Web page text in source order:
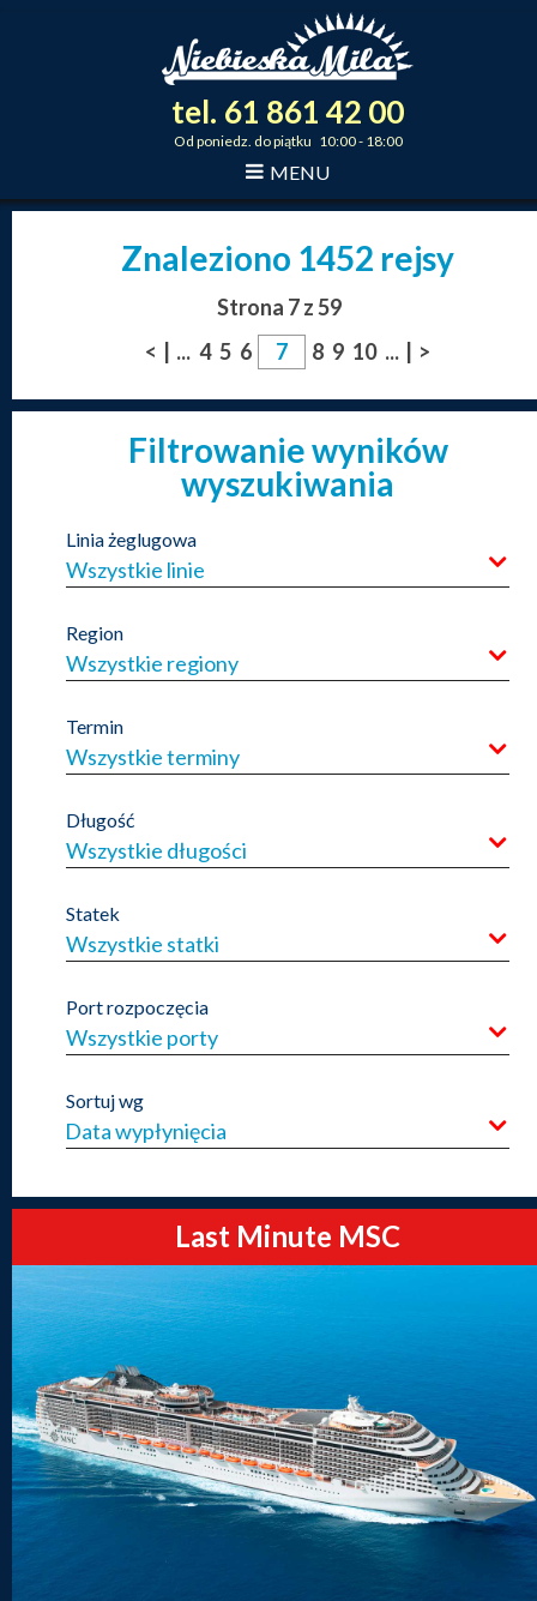
tel. 61 861 42 00
Od poniedz. do piątku 10:00 - 18:00
MENU
Znaleziono 1452 rejsy
Strona 7 z 59
<
... 4 5 6 8 9 10 ... >
Filtrowanie wyników
wyszukiwania
Linia żeglugowa
Wszystkie linie
Region
Wszystkie regiony
Termin
Wszystkie terminy
Długość
Wszystkie długości
Statek
Wszystkie statki
Port rozpoczęcia
Wszystkie porty
Sortuj wg
Last Minute MSC